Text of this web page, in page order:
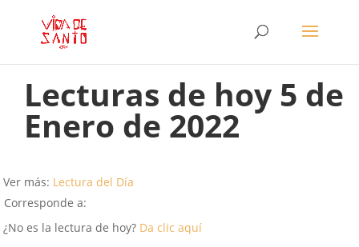
Lecturas de hoy 5 de
Enero de 2022
Ver más: Lectura del Día
Corresponde a:
¿No es la lectura de hoy? Da clic aquí